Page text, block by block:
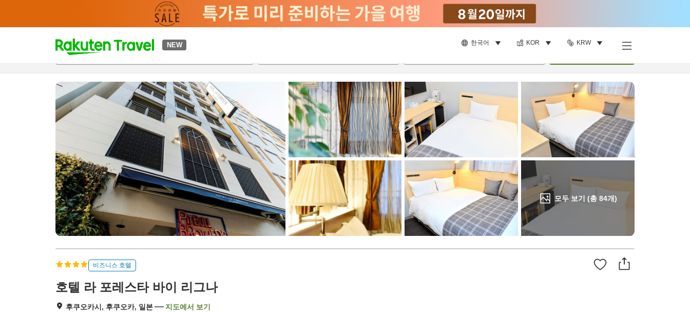
NEW 한국어 KOR KRW
t
p
a
g
e
_
r
c
h
모두 보기 (총 84개)
개요객실 & 숙박 상품이용 후기 하이라이트
비즈니스 호텔
호텔 라 포레스타 바이 리그나
후쿠오카시, 후쿠오카, 일본 지도에서 보기